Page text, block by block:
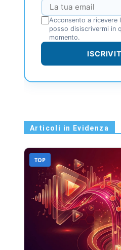
Acconsento a ricevere
posso disiscrivermi in
momento.
Articoli in Evidenza
TOP